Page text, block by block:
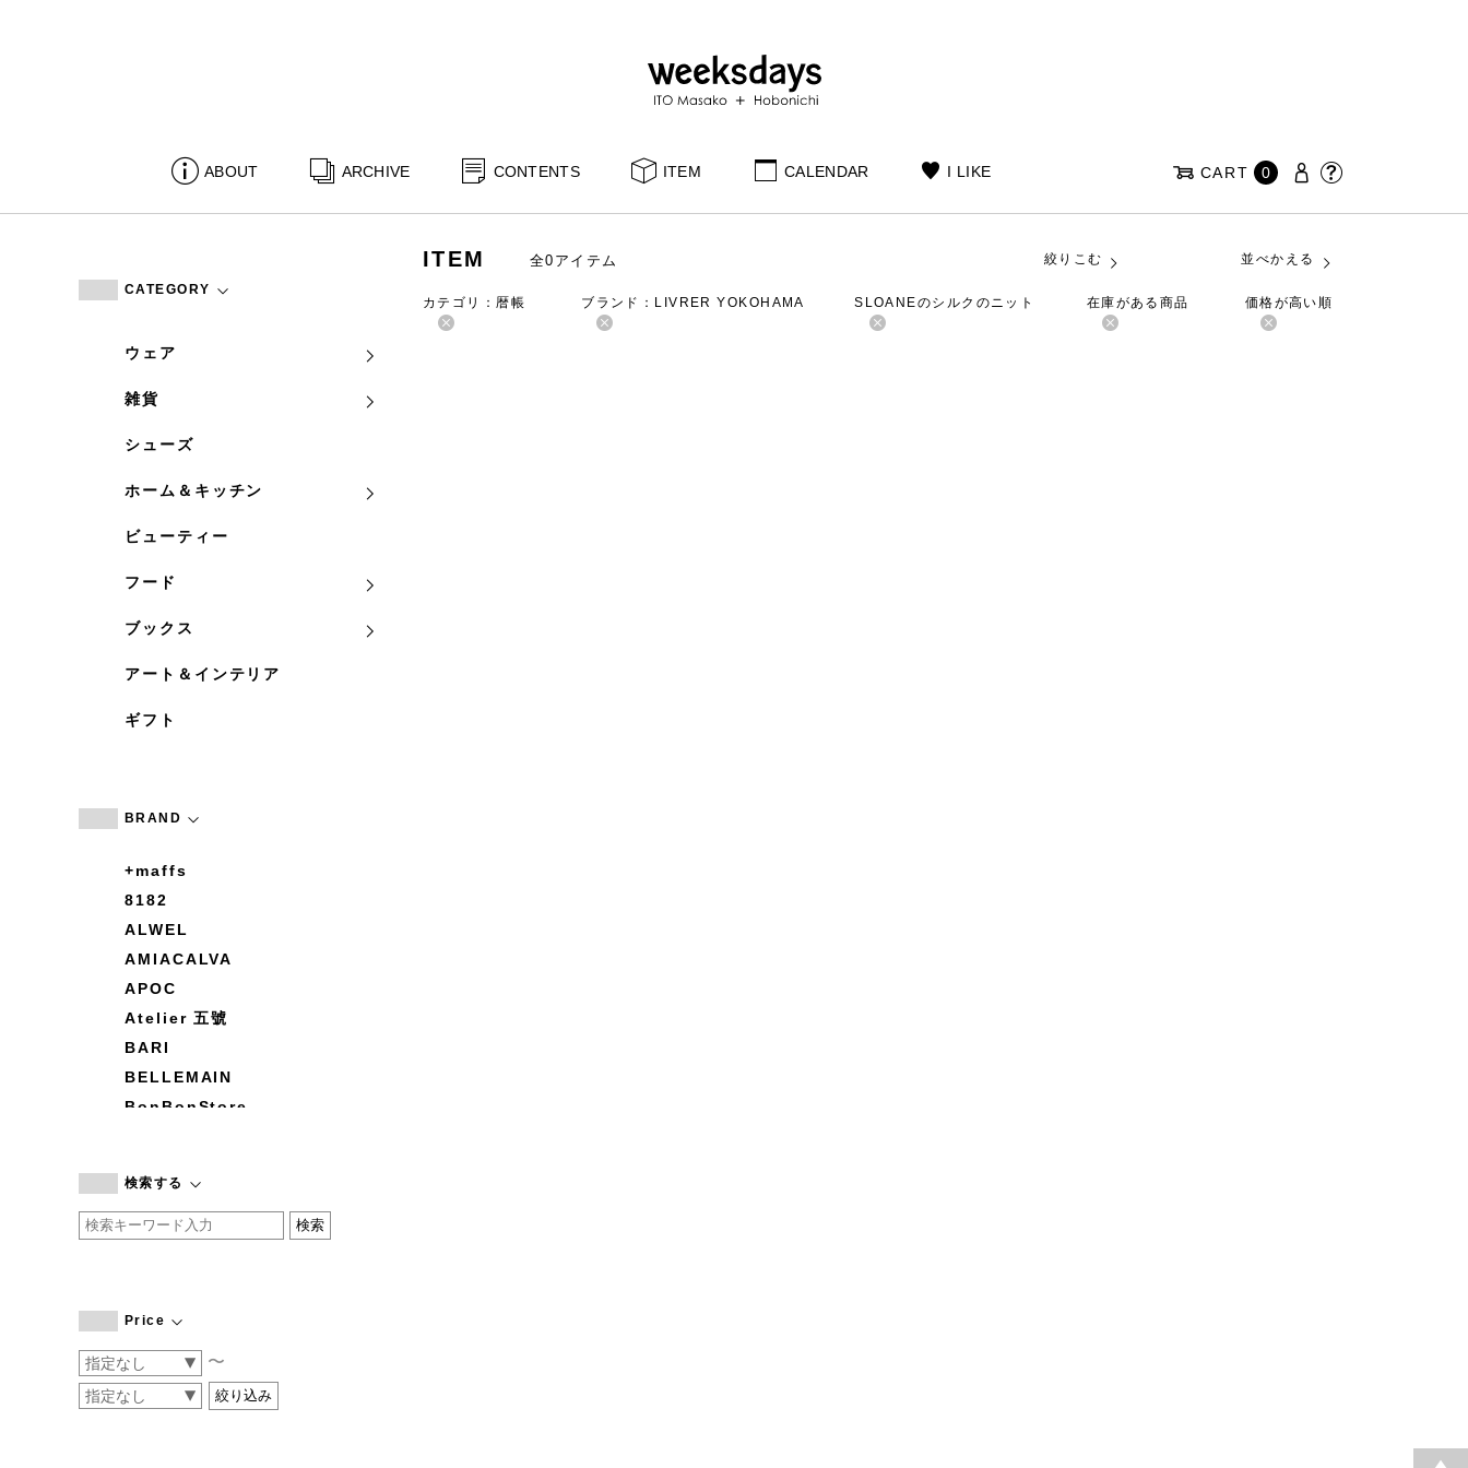
ABOUT ARCHIVE CONTENTS ITEM CALENDAR I LIKE CART 0
CATEGORY
ウェア
雑貨
シューズ
ホーム＆キッチン
ビューティー
フード
ブックス
アート＆インテリア
ギフト
BRAND
+maffs
8182
ALWEL
AMIACALVA
APOC
Atelier 五號
BARI
BELLEMAIN
BonBonStore
by basics
CATWORTH
COGTHEBIGSMOKE
CONVERSE
DEAN & DELUCA
検索する
Price
〜
ITEM 全0アイテム 絞りこむ 並べかえる
カテゴリ：暦帳 ブランド：LIVRER YOKOHAMA SLOANEのシルクのニット 在庫がある商品 価格が高い順